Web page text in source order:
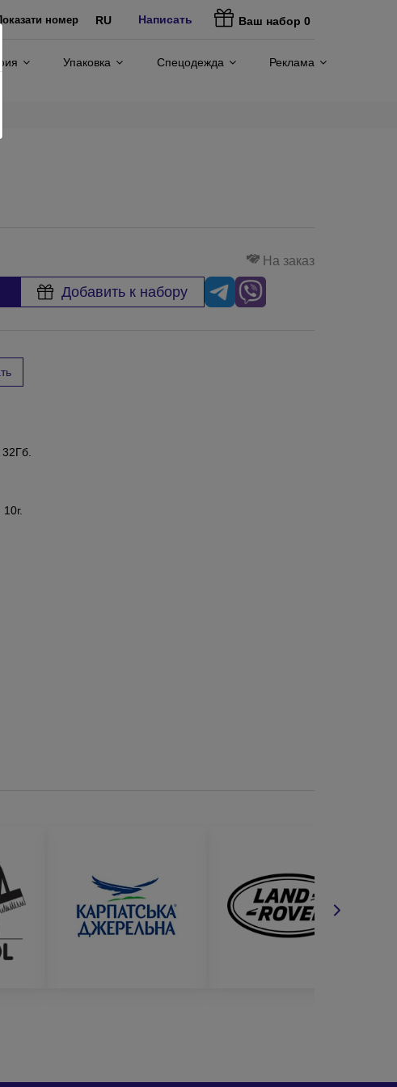
номер RU Написать Ваш набор 0
Упаковка Спецодежда Реклама
На заказ
Добавить к набору
10г.